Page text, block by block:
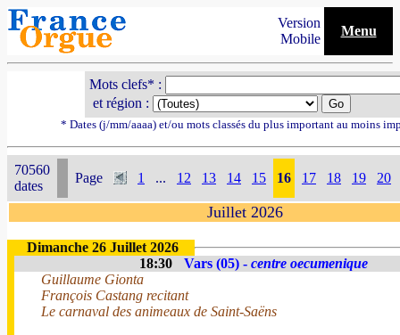
Version
Mobile
Menu
Mots clefs* :
et région :
* Dates (j/mm/aaaa) et/ou mots classés du plus important au moins
70560
dates
Page 1 ... 12 13 14 15 16 17 18 19 20
Juillet 2026
Dimanche 26 Juillet 2026
18:30
Vars (05) - centre oecumenique
Guillaume Gionta
François Castang recitant
Le carnaval des animeaux de Saint-Saëns